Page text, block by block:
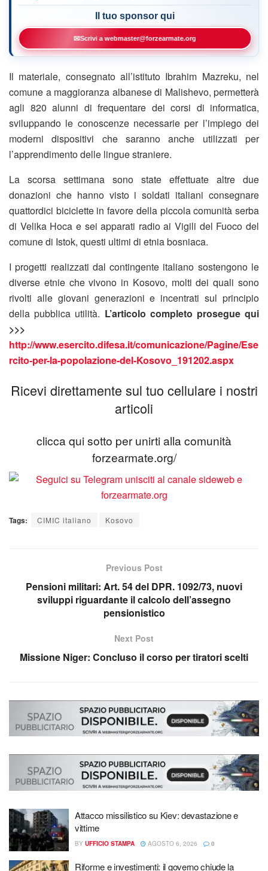
Il tuo sponsor qui
✉Scrivi a webmaster@forzearmate.org
Il materiale, consegnato all’istituto Ibrahim Mazreku, nel
comune a maggioranza albanese di Malishevo, permetterà
agli 820 alunni di frequentare dei corsi di informatica,
sviluppando le conoscenze necessarie per l’impiego dei
moderni dispositivi che saranno anche utilizzati per
l’apprendimento delle lingue straniere.
La scorsa settimana sono state effettuate altre due
donazioni che hanno visto i soldati italiani consegnare
quattordici biciclette in favore della piccola comunità serba
di Velika Hoca e sei apparati radio ai Vigili del Fuoco del
comune di Istok, questi ultimi di etnia bosniaca.
I progetti realizzati dal contingente italiano sostengono le
diverse etnie che vivono in Kosovo, molti dei quali sono
rivolti alle giovani generazioni e incentrati sul principio
della pubblica utilità. L’articolo completo prosegue qui
>>>
http://www.esercito.difesa.it/comunicazione/Pagine/Ese
rcito-per-la-popolazione-del-Kosovo_191202.aspx
Ricevi direttamente sul tuo cellulare i nostri
articoli
clicca qui sotto per unirti alla comunità
forzearmate.org/
Tags: CIMIC italiano Kosovo
Previous Post
Pensioni militari: Art. 54 del DPR. 1092/73, nuovi
sviluppi riguardante il calcolo dell’assegno
pensionistico
Next Post
Missione Niger: Concluso il corso per tiratori scelti
Attacco missilistico su Kiev: devastazione e
vittime
BY UFFICIO STAMPA AGOSTO 6, 2026 0
Riforme e investimenti: il governo chiude la